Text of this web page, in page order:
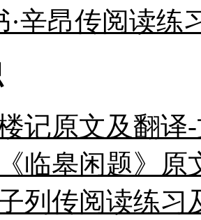
·辛昂传阅读练
记原文及翻译
临皋闲题》原
列传阅读练习